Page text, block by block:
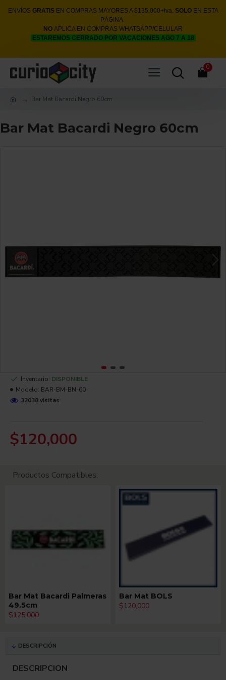
ENVÍOS GRATISEN COMPRAS MAYORES A $135.000+iva. SOLOEN ESTA
PÁGINA.
NO APLICA EN COMPRAS WHATSAPP/CELULAR
ESTAREMOS CERRADO POR VACACIONES AGO 7 A 18
0
Bar Mat Bacardi Negro 60cm
Bar Mat Bacardi Negro 60cm
$120,000
Inventario: DISPONIBLE
Modelo: BAR-BM-BN-60
32038 visitas
Productos Compatibles:
Bar Mat Bacardi Palmeras
49.5cm
$125,000
Bar Mat BOLS
$120,000
DESCRIPCIÓN
DESCRIPCION